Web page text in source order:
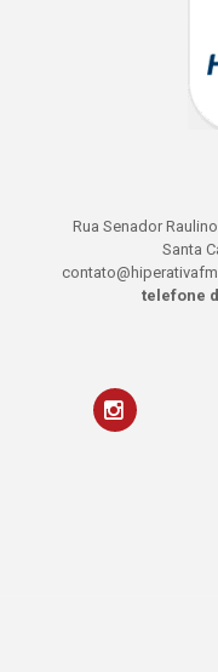
Rua Senador
Santa
telefone